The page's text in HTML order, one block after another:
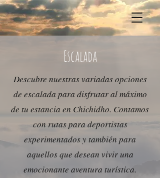
Escalada
Descubre nuestras variadas opciones
de escalada para disfrutar al máximo
de tu estancia en Chichidho. Contamos
con rutas para deportistas
experimentados y también para
aquellos que desean vivir una
emocionante aventura turística.